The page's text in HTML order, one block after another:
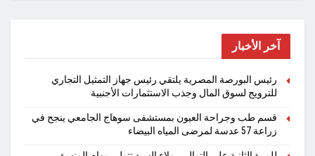
آخر الأخبار
رئيس البورصة المصرية يلتقي رئيس جهاز التمثيل التجاري
للترويج لسوق المال وجذب الاستثمارات الأجنبية
قسم طب وجراحة العيون بمستشفى سوهاج الجامعي ينجح في
زراعة 57 عدسة لمرضى المياه البيضاء